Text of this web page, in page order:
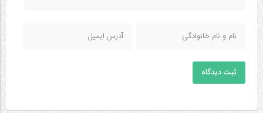
ثبت دیدگاه